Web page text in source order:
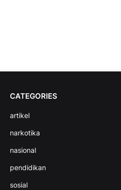
CATEGORIES
artikel
narkotika
nasional
pendidikan
sosial